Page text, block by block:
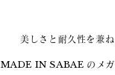
美しさと耐久性を兼ね
MADE IN SABAE のメガ